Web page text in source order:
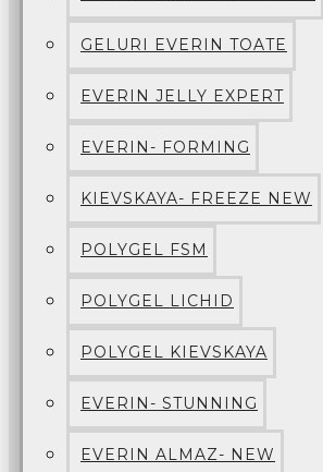
GELURI EVERIN TOATE
EVERIN JELLY EXPERT
EVERIN- FORMING
KIEVSKAYA- FREEZE NEW
POLYGEL FSM
POLYGEL LICHID
POLYGEL KIEVSKAYA
EVERIN- STUNNING
EVERIN ALMAZ- NEW